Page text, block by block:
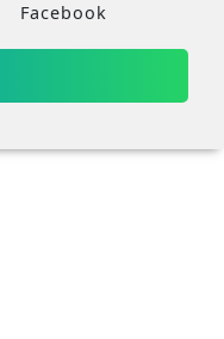
Facebook